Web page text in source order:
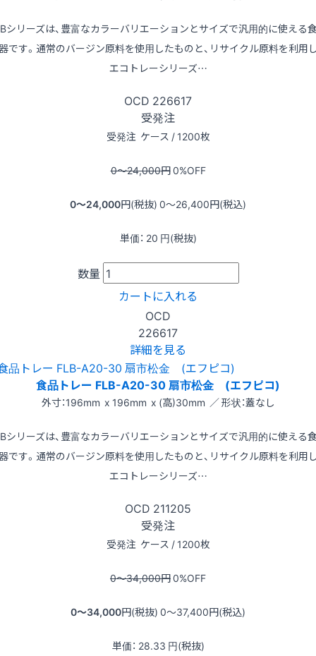
シリーズは、豊富なカラーバリエーションとサイズで汎用的に使える
です。通常のバージン原料を使用したものと、リサイクル原料を利用
エコトレーシリーズ…
OCD 226617
受発注
受発注 ケース / 1200枚
0〜24,000円0%OFF
0〜24,000円(税抜) 0〜26,400円(税込)
単価： 20 円(税抜)
数量
カートに入れる
OCD
226617
詳細を見る
食品トレー FLB-A20-30 扇市松金 (エフピコ)
外寸：196mm x 196mm x (高)30mm ／ 形状：蓋なし
シリーズは、豊富なカラーバリエーションとサイズで汎用的に使える
です。通常のバージン原料を使用したものと、リサイクル原料を利用
エコトレーシリーズ…
OCD 211205
受発注
受発注 ケース / 1200枚
0〜34,000円0%OFF
0〜34,000円(税抜) 0〜37,400円(税込)
単価： 28.33 円(税抜)